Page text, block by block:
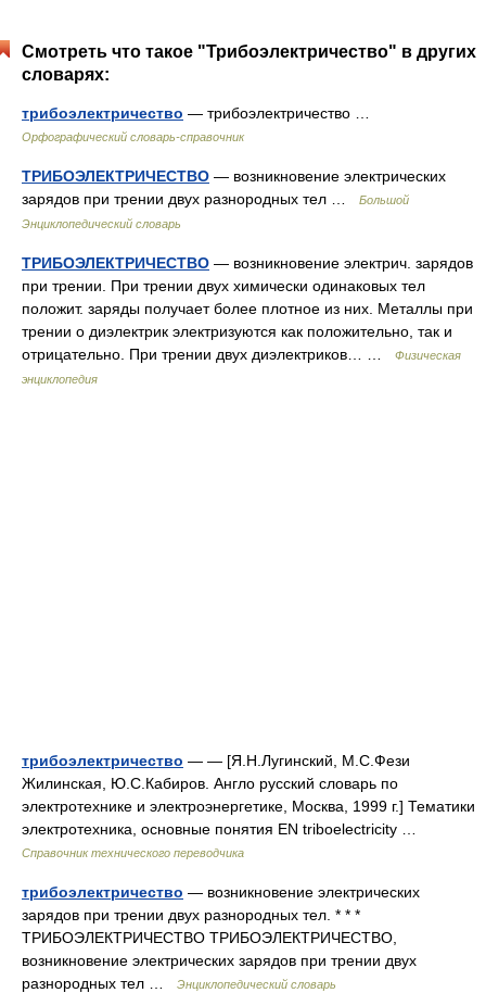
Смотреть что такое "Трибоэлектричество" в других
словарях:
трибоэлектричество — трибоэлектричество …
Орфографический словарь-справочник
ТРИБОЭЛЕКТРИЧЕСТВО — возникновение электрических
зарядов при трении двух разнородных тел …
Большой
Энциклопедический словарь
ТРИБОЭЛЕКТРИЧЕСТВО — возникновение электрич. зарядов
при трении. При трении двух химически одинаковых тел
положит. заряды получает более плотное из них. Металлы при
трении о диэлектрик электризуются как положительно, так и
отрицательно. При трении двух диэлектриков… …
Физическая
энциклопедия
трибоэлектричество — — [Я.Н.Лугинский, М.С.Фези
Жилинская, Ю.С.Кабиров. Англо русский словарь по
электротехнике и электроэнергетике, Москва, 1999 г.] Тематики
электротехника, основные понятия EN triboelectricity …
Справочник технического переводчика
трибоэлектричество — возникновение электрических
зарядов при трении двух разнородных тел. * * *
ТРИБОЭЛЕКТРИЧЕСТВО ТРИБОЭЛЕКТРИЧЕСТВО,
возникновение электрических зарядов при трении двух
разнородных тел …
Энциклопедический словарь